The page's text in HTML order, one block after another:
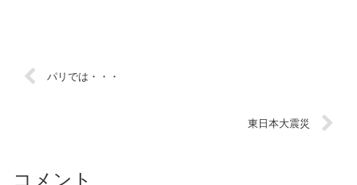
パリでは・・・
東日本大震災
コメント